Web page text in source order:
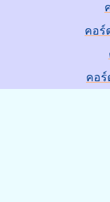
คอร์
คอร์